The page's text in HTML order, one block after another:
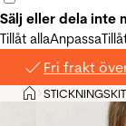
Sälj eller dela inte
Tillåt allaAnpassa
Fri frakt
Hem
>STICKNINGSKIT